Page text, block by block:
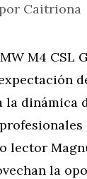
Caitriona
M4 CSL
la dinámica
lector
la